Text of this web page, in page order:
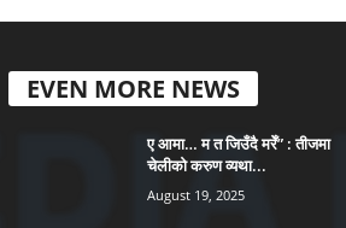
EVEN MORE NEWS
ए आमा… म त जिउँदै मरेँ” : तीजमा
चेलीको करुण व्यथा...
August 19, 2025